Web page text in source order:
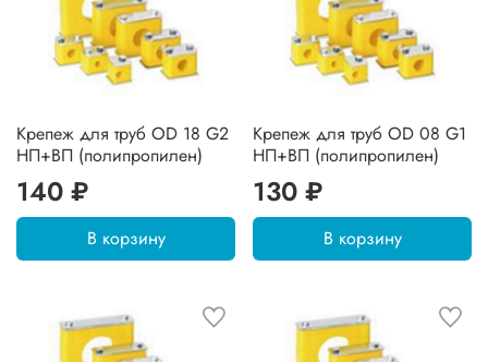
Крепеж для труб OD 18 G2
НП+ВП (полипропилен)
140 ₽
В корзину
Крепеж для труб OD 08 G1
НП+ВП (полипропилен)
130 ₽
В корзину